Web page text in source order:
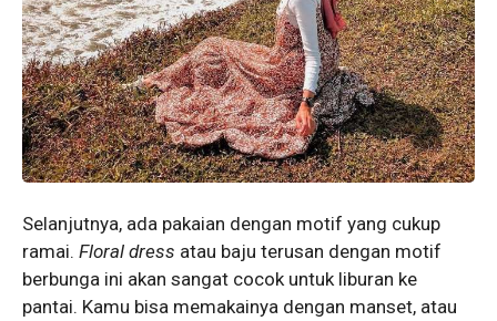
Selanjutnya, ada pakaian dengan motif yang cukup
ramai. Floral dress atau baju terusan dengan motif
berbunga ini akan sangat cocok untuk liburan ke
pantai. Kamu bisa memakainya dengan manset, atau